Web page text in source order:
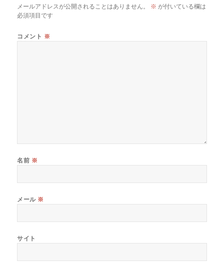
メールアドレスが公開されることはありません。 ※ が付いている欄は
必須項目です
コメント ※
名前 ※
メール ※
サイト